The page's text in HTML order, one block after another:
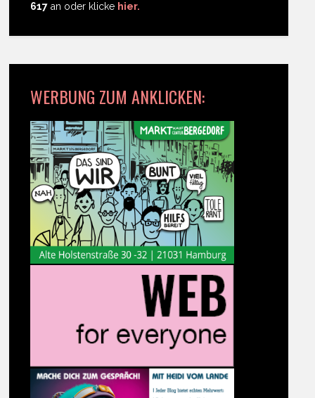
617 an oder klicke hier.
WERBUNG ZUM ANKLICKEN: